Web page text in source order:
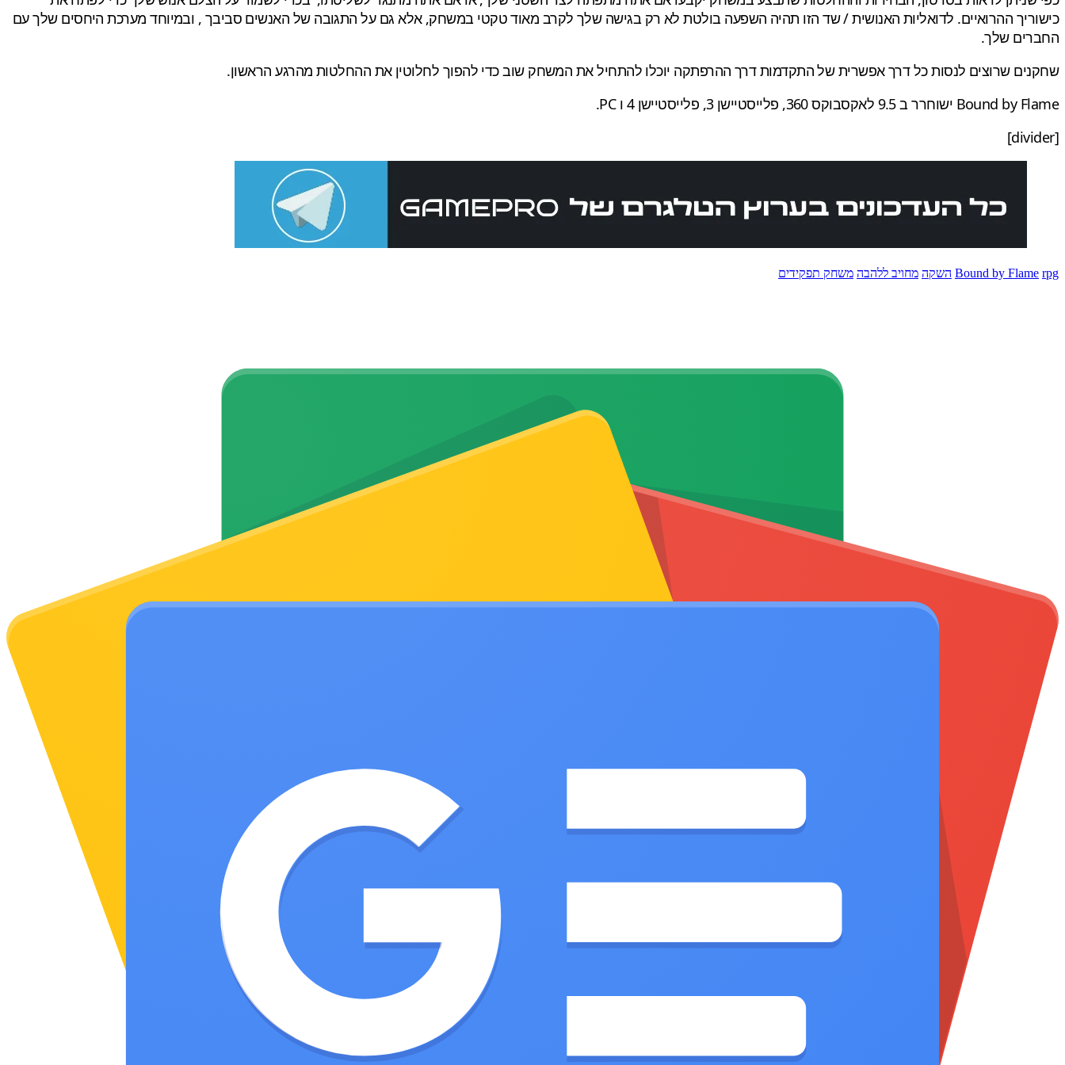
כישוריך ההרואיים. לדואליות האנושית / שד הזו תהיה השפעה בולטת לא רק בגישה שלך לקרב מאוד טקטי במשחק, אלא גם על התגובה של האנשים סביבך , ובמיוחד מערכת היחסים שלך עם
החברים שלך.
שחקנים שרוצים לנסות כל דרך אפשרית של התקדמות דרך ההרפתקה יוכלו להתחיל את המשחק שוב כדי להפוך לחלוטין את ההחלטות מהרגע הראשון.
Bound by Flame ישוחרר ב 9.5 לאקסבוקס 360, פלייסטיישן 3, פלייסטיישן 4 ו PC.
[divider]
Bound by Flame rpg השקה מחויב ללהבה משחק תפקידים